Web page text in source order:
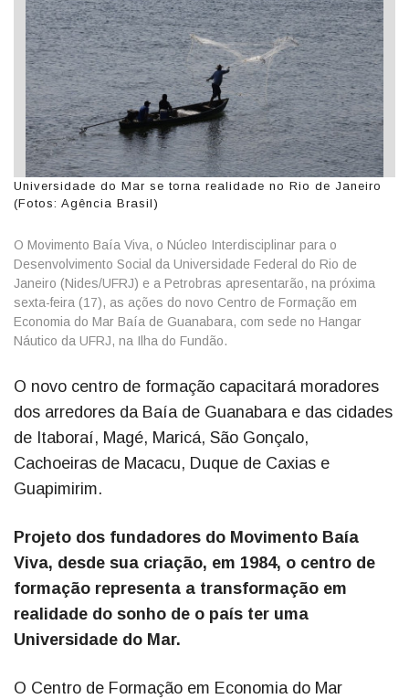
Universidade do Mar se torna realidade no Rio de Janeiro
(Fotos: Agência Brasil)
O Movimento Baía Viva, o Núcleo Interdisciplinar para o
Desenvolvimento Social da Universidade Federal do Rio de
Janeiro (Nides/UFRJ) e a Petrobras apresentarão, na próxima
sexta-feira (17), as ações do novo Centro de Formação em
Economia do Mar Baía de Guanabara, com sede no Hangar
Náutico da UFRJ, na Ilha do Fundão.
O novo centro de formação capacitará moradores
dos arredores da Baía de Guanabara e das cidades
de Itaboraí, Magé, Maricá, São Gonçalo,
Cachoeiras de Macacu, Duque de Caxias e
Guapimirim.
Projeto dos fundadores do Movimento Baía
Viva, desde sua criação, em 1984, o centro de
formação representa a transformação em
realidade do sonho de o país ter uma
Universidade do Mar.
O Centro de Formação em Economia do Mar